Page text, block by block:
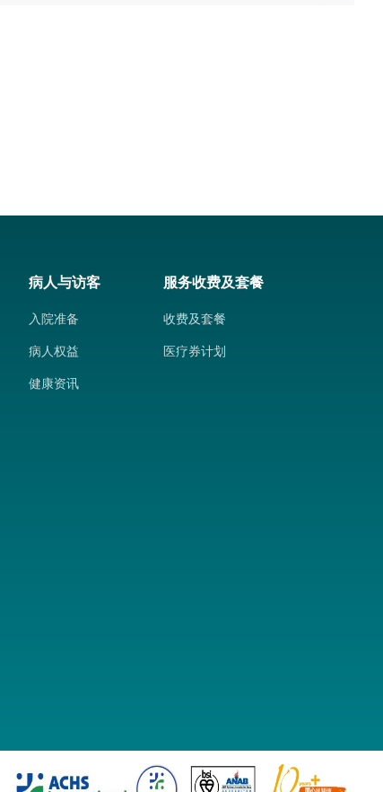
病人与访客
入院准备
病人权益
健康资讯
服务收费及套餐
收费及套餐
医疗券计划